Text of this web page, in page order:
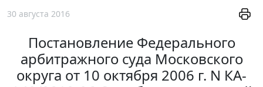
30 августа 2016
Постановление Федерального
арбитражного суда Московского
округа от 10 октября 2006 г. N КА-